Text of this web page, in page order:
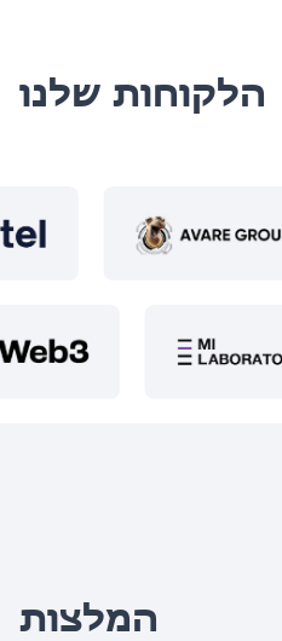
הלקוחות שלנו
המלצות